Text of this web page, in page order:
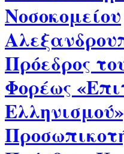
Νοσοκομείου
Πρόεδρος
Φορέως